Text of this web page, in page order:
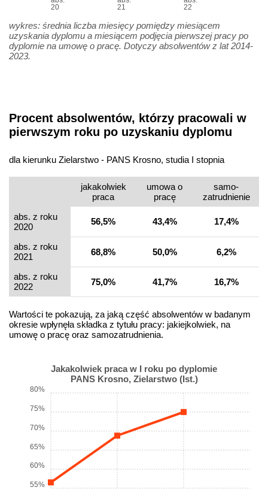
20
21
22
wykres: średnia liczba miesięcy pomiędzy miesiącem
uzyskania dyplomu a miesiącem podjęcia pierwszej pracy po
dyplomie na umowę o pracę. Dotyczy absolwentów z lat 2014-
2023.
Procent absolwentów, którzy pracowali w
pierwszym roku po uzyskaniu dyplomu
dla kierunku Zielarstwo - PANS Krosno, studia I stopnia
jakakolwiek
praca
umowa o
pracę
samo­
zatrudnienie
abs. z roku
2020
56,5% 43,4% 17,4%
abs. z roku
2021
68,8% 50,0% 6,2%
abs. z roku
2022
75,0% 41,7% 16,7%
Wartości te pokazują, za jaką część absolwentów w badanym
okresie wpłynęła składka z tytułu pracy: jakiejkolwiek, na
umowę o pracę oraz samozatrudnienia.
Jakakolwiek praca w I roku po dyplomie
PANS Krosno, Zielarstwo (Ist.)
55%
60%
65%
70%
75%
80%